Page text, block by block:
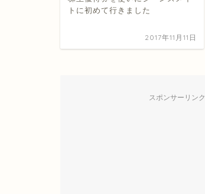
トに初めて行きました
2017年11月11日
スポンサーリンク